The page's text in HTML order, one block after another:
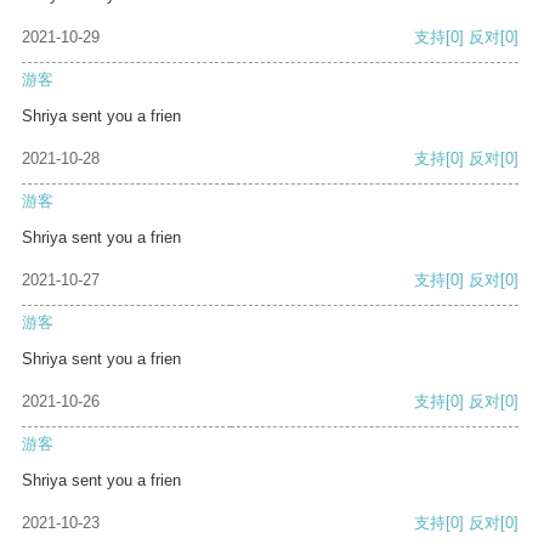
2021-10-29 支持[0] 反对[0]
游客
Shriya sent you a frien
2021-10-28 支持[0] 反对[0]
游客
Shriya sent you a frien
2021-10-27 支持[0] 反对[0]
游客
Shriya sent you a frien
2021-10-26 支持[0] 反对[0]
游客
Shriya sent you a frien
2021-10-23 支持[0] 反对[0]